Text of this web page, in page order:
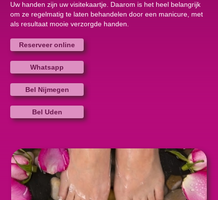
Uw handen zijn uw visitekaartje. Daarom is het heel belangrijk
om ze regelmatig te laten behandelen door een manicure, met
als resultaat mooie verzorgde handen.
Reserveer online
Whatsapp
Bel Nijmegen
Bel Uden